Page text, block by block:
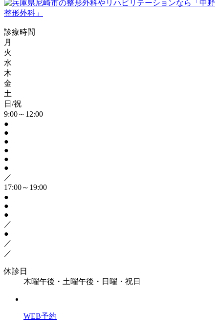
診療時間
月
火
水
木
金
土
日/祝
9:00～12:00
●
●
●
●
●
●
／
17:00～19:00
●
●
●
／
●
／
／
休診日
木曜午後・土曜午後・日曜・祝日
WEB予約